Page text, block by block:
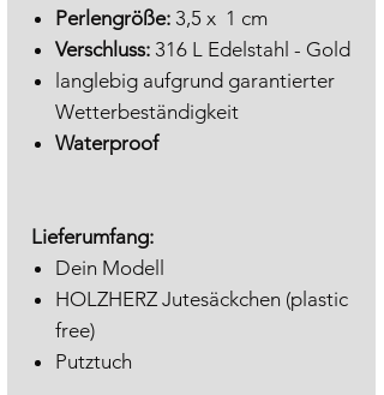
Perlengröße: 3,5 x 1 cm
Verschluss: 316 L Edelstahl - Gold
langlebig aufgrund garantierter
Wetterbeständigkeit
Waterproof
Lieferumfang:
Dein Modell
HOLZHERZ Jutesäckchen (plastic
free)
Putztuch